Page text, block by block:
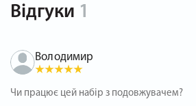
Відгуки 1
Володимир
Чи працює цей набір з подовжувачем?